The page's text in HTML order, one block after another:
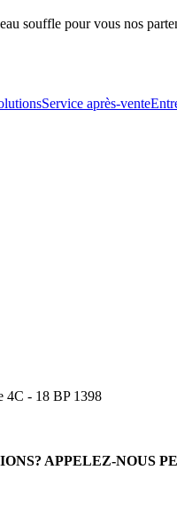
souffle pour vous nos
Service après-vente
4C - 18 BP 1398
APPELEZ-NOUS